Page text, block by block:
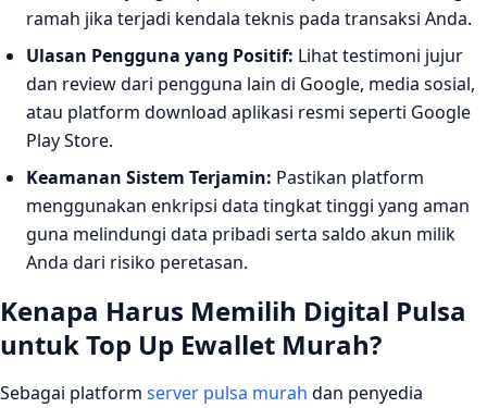
ramah jika terjadi kendala teknis pada transaksi Anda.
Ulasan Pengguna yang Positif: Lihat testimoni jujur
dan review dari pengguna lain di Google, media sosial,
atau platform download aplikasi resmi seperti Google
Play Store.
Keamanan Sistem Terjamin: Pastikan platform
menggunakan enkripsi data tingkat tinggi yang aman
guna melindungi data pribadi serta saldo akun milik
Anda dari risiko peretasan.
Kenapa Harus Memilih Digital Pulsa
untuk Top Up Ewallet Murah?
Sebagai platform server pulsa murah dan penyedia